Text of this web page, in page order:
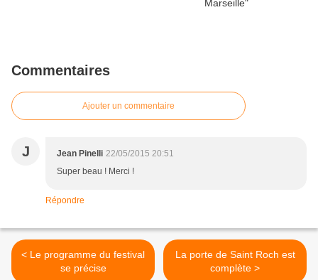
Commentaires
Ajouter un commentaire
J Jean Pinelli 22/05/2015 20:51
Super beau ! Merci !
Répondre
< Le programme du festival
se précise
La porte de Saint Roch est
complète >